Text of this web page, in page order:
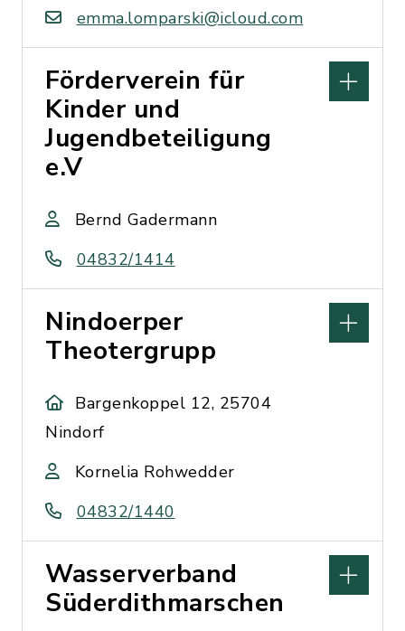
emma.lomparski@icloud.com
Förderverein für
Kinder und
Jugendbeteiligung
e.V
Bernd Gadermann
04832/1414
Nindoerper
Theotergrupp
Bargenkoppel 12, 25704
Nindorf
Kornelia Rohwedder
04832/1440
Wasserverband
Süderdithmarschen